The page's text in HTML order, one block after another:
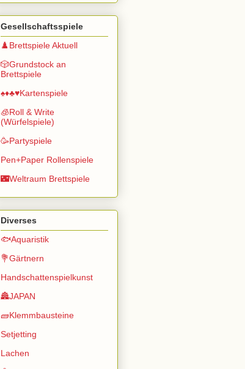
Gesellschaftsspiele
♟️Brettspiele Aktuell
🎲Grundstock an
Brettspiele
♠️♦️♣️♥️Kartenspiele
🧊Roll & Write
(Würfelspiele)
🥳Partyspiele
Pen+Paper Rollenspiele
🌃Weltraum Brettspiele
Diverses
🐟Aquaristik
💐Gärtnern
Handschattenspielkunst
🏯JAPAN
🧱Klemmbausteine
Setjetting
Lachen